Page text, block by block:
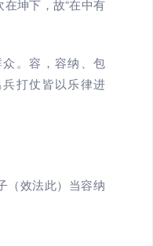
坤下，故“在中有
。容，容纳、包
打仗皆以乐律进
（效法此）当容纳